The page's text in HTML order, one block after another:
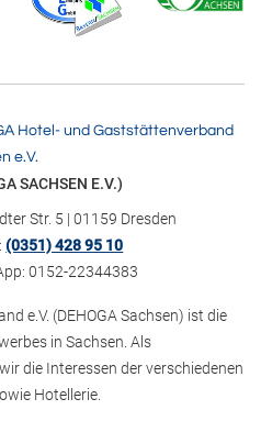
Hotel- und Gaststättenverband
e.V.
SACHSEN E.V.)
Str. 5 | 01159 Dresden
(0351) 428 95 10
0152-22344383
e.V. (DEHOGA Sachsen) ist die
in Sachsen. Als
die Interessen der verschiedenen
Hotellerie.